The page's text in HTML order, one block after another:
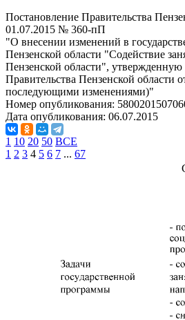
Постановление Правительства
01.07.2015 № 360-пП
"О внесении изменений в
Пензенской области "Содействие
Пензенской области", утвержденную
Правительства Пензенской области
последующими изменениями)"
Номер опубликования:
Дата опубликования: 06.07.2015
1 10 20 50 ВСЕ
1 2 3 4 5 6 7 ... 67